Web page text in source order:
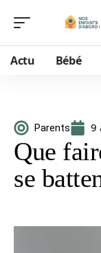
Actu Bébé
Parents 9
Que
se